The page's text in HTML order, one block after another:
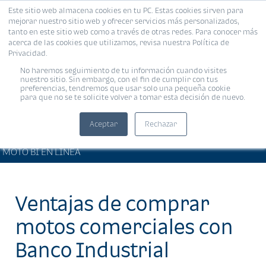
Este sitio web almacena cookies en tu PC. Estas cookies sirven para
mejorar nuestro sitio web y ofrecer servicios más personalizados,
tanto en este sitio web como a través de otras redes. Para conocer más
acerca de las cookies que utilizamos, revisa nuestra Política de
Privacidad.
No haremos seguimiento de tu información cuando visites
nuestro sitio. Sin embargo, con el fin de cumplir con tus
preferencias, tendremos que usar solo una pequeña cookie
para que no se te solicite volver a tomar esta decisión de nuevo.
Aceptar Rechazar
MENÚ
MOTO BI EN LÍNEA
Ventajas de comprar
motos comerciales con
Banco Industrial